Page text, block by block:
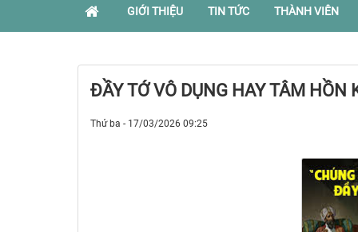
GIỚI THIỆU TIN TỨC THÀNH VIÊN
ĐẦY TỚ VÔ DỤNG HAY TÂM
Thứ ba - 17/03/2026 09:25